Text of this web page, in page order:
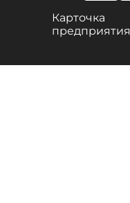
Карточка
предприятия